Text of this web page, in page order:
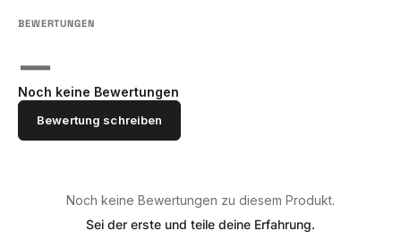
—
Noch keine Bewertungen
Bewertung schreiben
Noch keine Bewertungen zu diesem Produkt.
Sei der erste und teile deine Erfahrung.